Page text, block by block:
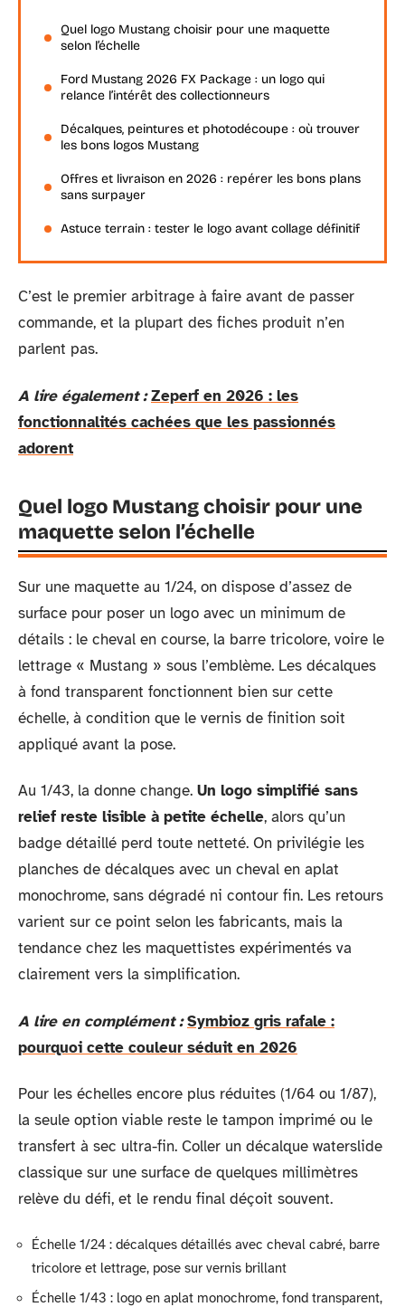
Quel logo Mustang choisir pour une maquette
selon l’échelle
Ford Mustang 2026 FX Package : un logo qui
relance l’intérêt des collectionneurs
Décalques, peintures et photodécoupe : où trouver
les bons logos Mustang
Offres et livraison en 2026 : repérer les bons plans
sans surpayer
Astuce terrain : tester le logo avant collage définitif
C’est le premier arbitrage à faire avant de passer
commande, et la plupart des fiches produit n’en
parlent pas.
A lire également : Zeperf en 2026 : les
fonctionnalités cachées que les passionnés
adorent
Quel logo Mustang choisir pour une
maquette selon l’échelle
Sur une maquette au 1/24, on dispose d’assez de
surface pour poser un logo avec un minimum de
détails : le cheval en course, la barre tricolore, voire le
lettrage « Mustang » sous l’emblème. Les décalques
à fond transparent fonctionnent bien sur cette
échelle, à condition que le vernis de finition soit
appliqué avant la pose.
Au 1/43, la donne change. Un logo simplifié sans
relief reste lisible à petite échelle, alors qu’un
badge détaillé perd toute netteté. On privilégie les
planches de décalques avec un cheval en aplat
monochrome, sans dégradé ni contour fin. Les retours
varient sur ce point selon les fabricants, mais la
tendance chez les maquettistes expérimentés va
clairement vers la simplification.
A lire en complément : Symbioz gris rafale :
pourquoi cette couleur séduit en 2026
Pour les échelles encore plus réduites (1/64 ou 1/87),
la seule option viable reste le tampon imprimé ou le
transfert à sec ultra-fin. Coller un décalque waterslide
classique sur une surface de quelques millimètres
relève du défi, et le rendu final déçoit souvent.
Échelle 1/24 : décalques détaillés avec cheval cabré, barre
tricolore et lettrage, pose sur vernis brillant
Échelle 1/43 : logo en aplat monochrome, fond transparent,